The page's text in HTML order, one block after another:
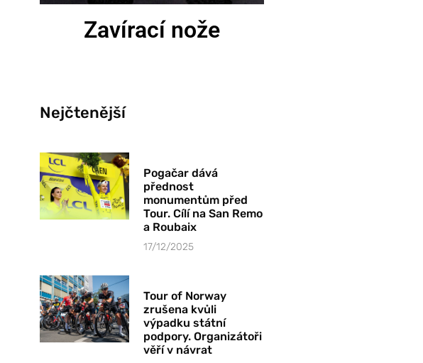
Zavírací nože
Nejčtenější
Pogačar dává
přednost
monumentům před
Tour. Cílí na San Remo
a Roubaix
17/12/2025
Tour of Norway
zrušena kvůli
výpadku státní
podpory. Organizátoři
věří v návrat